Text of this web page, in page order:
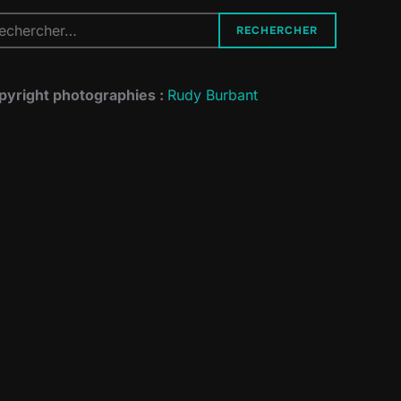
:
RECHERCHER
photographies : Rudy Burbant